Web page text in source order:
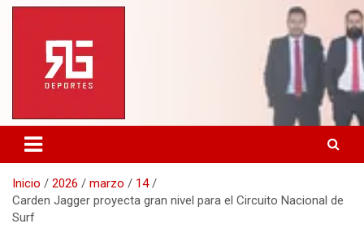
Saltar
contenido
Inicio 2026 marzo
14
Carden Jagger proyecta gran nivel para el Circuito Nacional de
Surf